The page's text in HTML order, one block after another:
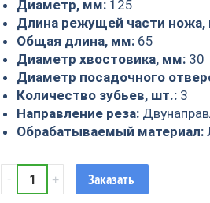
Диаметр, мм: 125
Длина режущей части
Общая длина, мм: 65
Диаметр хвостовика, мм: 30
Диаметр посадочного
Количество зубьев, шт.: 3
Направление реза:
Обрабатываемый материал:
Фрезы
алмазные
Заказать